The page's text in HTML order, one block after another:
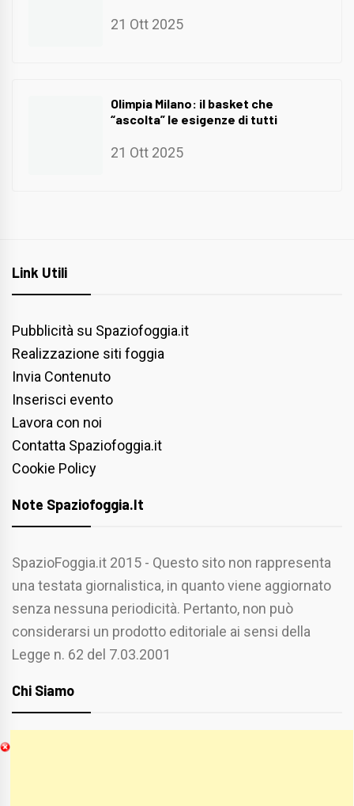
21 Ott 2025
Olimpia Milano: il basket che
“ascolta” le esigenze di tutti
21 Ott 2025
Link Utili
Pubblicità su Spaziofoggia.it
Realizzazione siti foggia
Invia Contenuto
Inserisci evento
Lavora con noi
Contatta Spaziofoggia.it
Cookie Policy
Note Spaziofoggia.it
SpazioFoggia.it 2015 - Questo sito non rappresenta
una testata giornalistica, in quanto viene aggiornato
senza nessuna periodicità. Pertanto, non può
considerarsi un prodotto editoriale ai sensi della
Legge n. 62 del 7.03.2001
Chi Siamo